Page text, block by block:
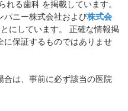
れる歯科 を掲載しています。
パニー株式会社および株式会
にしています。 正確な情報掲
に保証するものではありませ
は、事前に必ず該当の医院